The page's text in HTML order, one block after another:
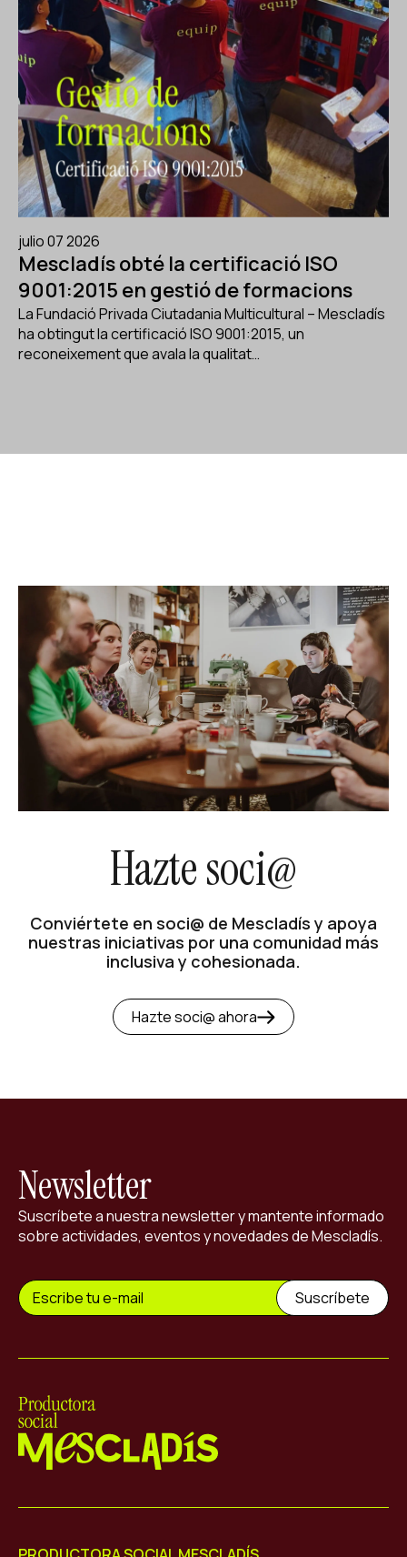
julio 07 2026
Mescladís obté la certificació ISO
9001:2015 en gestió de formacions
La Fundació Privada Ciutadania Multicultural – Mescladís
ha obtingut la certificació ISO 9001:2015, un
reconeixement que avala la qualitat…
Hazte soci@
Conviértete en soci@ de Mescladís y apoya
nuestras iniciativas por una comunidad más
inclusiva y cohesionada.
Hazte soci@ ahora
Newsletter
Suscríbete a nuestra newsletter y mantente informado
sobre actividades, eventos y novedades de Mescladís.